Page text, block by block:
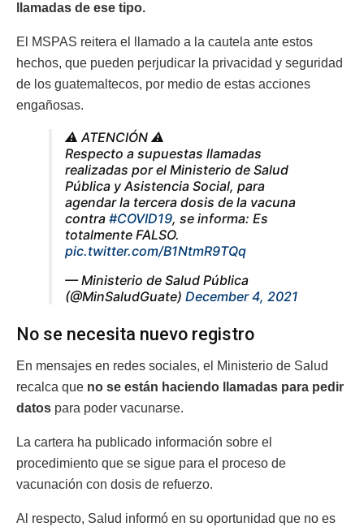
llamadas de ese tipo.
El MSPAS reitera el llamado a la cautela ante estos
hechos, que pueden perjudicar la privacidad y seguridad
de los guatemaltecos, por medio de estas acciones
engañosas.
⚠️ ATENCIÓN ⚠️
Respecto a supuestas llamadas
realizadas por el Ministerio de Salud
Pública y Asistencia Social, para
agendar la tercera dosis de la vacuna
contra #COVID19, se informa: Es
totalmente FALSO.
pic.twitter.com/B1NtmR9TQq
— Ministerio de Salud Pública
(@MinSaludGuate) December 4, 2021
No se necesita nuevo registro
En mensajes en redes sociales, el Ministerio de Salud
recalca que no se están haciendo llamadas para pedir
datos para poder vacunarse.
La cartera ha publicado información sobre el
procedimiento que se sigue para el proceso de
vacunación con dosis de refuerzo.
Al respecto, Salud informó en su oportunidad que no es